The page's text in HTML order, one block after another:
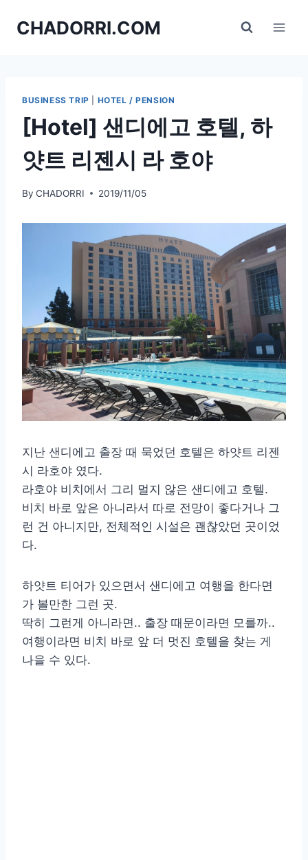
CHADORRI.COM
BUSINESS TRIP HOTEL / PENSION
[Hotel] 샌디에고 호텔, 하
얏트 리젠시 라 호야
By CHADORRI 2019/11/05
지난 샌디에고 출장 때 묵었던 호텔은 하얏트 리젠
시 라호야 였다.
라호야 비치에서 그리 멀지 않은 샌디에고 호텔.
비치 바로 앞은 아니라서 따로 전망이 좋다거나 그
런 건 아니지만, 전체적인 시설은 괜찮았던 곳이었
다.
하얏트 티어가 있으면서 샌디에고 여행을 한다면
가 볼만한 그런 곳.
딱히 그런게 아니라면.. 출장 때문이라면 모를까..
여행이라면 비치 바로 앞 더 멋진 호텔을 찾는 게
나을 수 있다.